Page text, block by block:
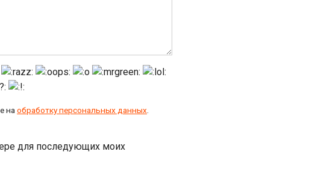
на обработку персональных данных
для последующих моих